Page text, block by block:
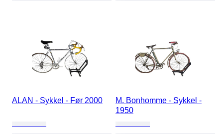
ALAN - Sykkel - Før 2000
M. Bonhomme - Sykkel -
1950